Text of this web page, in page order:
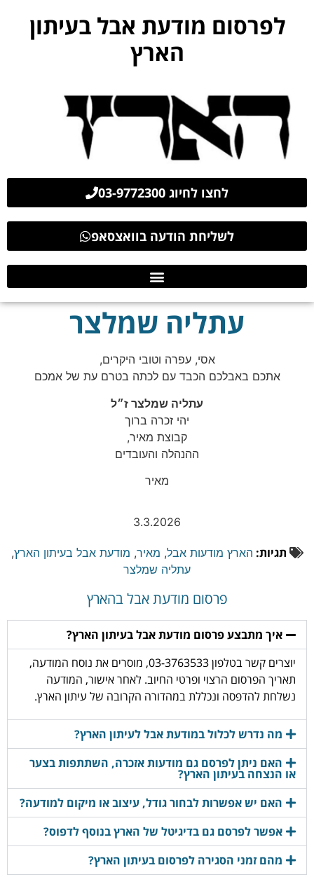
לפרסום מודעת אבל בעיתון
הארץ
לחצו לחיוג 03-9772300
לשליחת הודעה בוואצסאפ
עתליה שמלצר
אסי, עפרה וטובי היקרים,
אתכם באבלכם הכבד עם לכתה בטרם עת של אמכם
עתליה שמלצר ז״ל
יהי זכרה ברוך
קבוצת מאיר,
ההנהלה והעובדים
מאיר
3.3.2026
תגיות: הארץ מודעות אבל, מאיר, מודעת אבל בעיתון הארץ,
עתליה שמלצר
פרסום מודעת אבל בהארץ
איך מתבצע פרסום מודעת אבל בעיתון הארץ?
יוצרים קשר בטלפון 03-3763533, מוסרים את נוסח המודעה,
תאריך הפרסום הרצוי ופרטי החיוב. לאחר אישור, המודעה
נשלחת להדפסה ונכללת במהדורה הקרובה של עיתון הארץ.
מה נדרש לכלול במודעת אבל לעיתון הארץ?
האם ניתן לפרסם גם מודעות אזכרה, השתתפות בצער
או הנצחה בעיתון הארץ?
האם יש אפשרות לבחור גודל, עיצוב או מיקום למודעה?
אפשר לפרסם גם בדיגיטל של הארץ בנוסף לדפוס?
מהם זמני הסגירה לפרסום בעיתון הארץ?